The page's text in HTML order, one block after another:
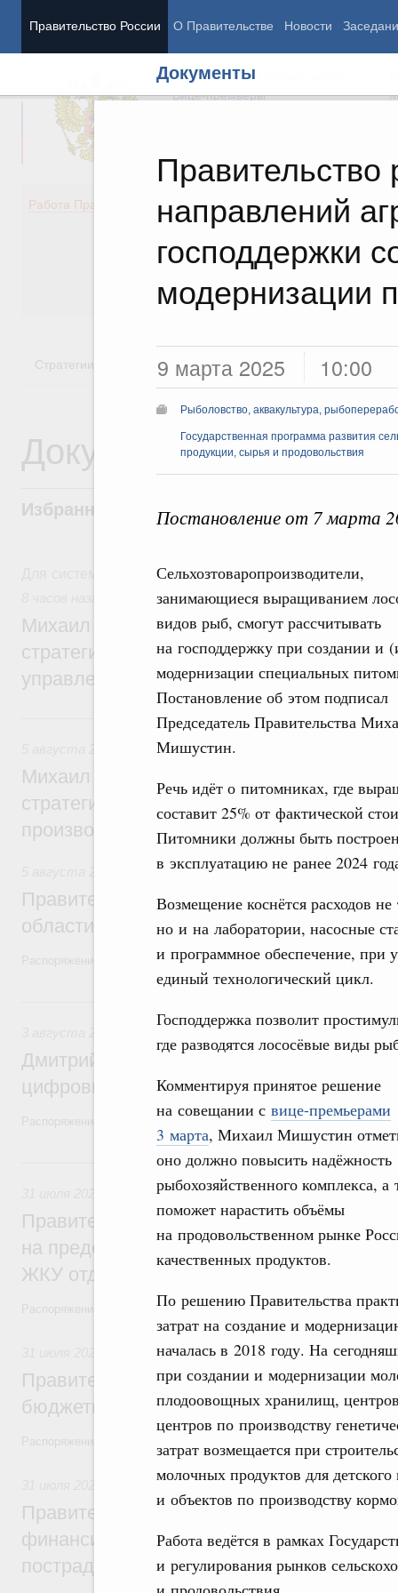
Правительство России О Правительстве Новости
Документы
направлений
господдержки
модернизации
9 марта 2025 10:00
Рыболовство, аквакультура,
Государственная программа развития
продукции, сырья и продовольствия
Постановление от 7 марта
Сельхозтоваропроизводители,
занимающиеся выращиванием
видов рыб, смогут рассчитывать
на господдержку при создании и
модернизации специальных
Постановление об этом подписал
Председатель Правительства
Мишустин.
Речь идёт о питомниках, где
составит 25% от фактической
Питомники должны быть
в эксплуатацию не ранее 2024
Возмещение коснётся расходов
но и на лаборатории, насосные
и программное обеспечение, при
единый технологический цикл.
Господдержка позволит
где разводятся лососёвые виды
Комментируя принятое решение
на совещании с вице-премьерами
3 марта, Михаил Мишустин
оно должно повысить надёжность
рыбохозяйственного комплекса, а
поможет нарастить объёмы
на продовольственном рынке
качественных продуктов.
По решению Правительства
затрат на создание и
началась в 2018 году. На
при создании и модернизации
плодоовощных хранилищ,
центров по производству
затрат возмещается при
молочных продуктов для
и объектов по производству
Работа ведётся в рамках
и регулирования рынков
Председатель Правительства
Вице-премьеры
Работа Правительства
Демография
Здоровье
Культура
Государство
Стратегии Государственные программы
Документы
Избранные документы со справками к
Для системного поиска перейдите в раздел "Поиск по
Технологическое развитие. Инновации
Михаил Мишустин дал поручения по
стратегической сессии о
управления научно-технологическим
Вчера
Вопросы производительности труда и
Михаил Мишустин дал поручения по
стратегической сессии, посвящённой
производительности труда
Национальный проект «Экологическое
Правительство увеличило объём
области в рамках федерального
Распоряжение от 3 августа 2026 года №2067-р
Регулирование в сфере торговли.
Дмитрий Григоренко возглавил штаб по
цифровых платформ
Распоряжение от 25 июля 2026 года №1966-р
31 июля, пятница
Социальная поддержка отдельных
Правительство направит регионам
на предоставление мер социальной
ЖКУ отдельным категориям граждан
Распоряжение от 30 июля 2026 года №2032-р
Бюджеты субъектов Федерации.
Правительство спишет часть
бюджетным кредитам ещё двум
Чрезвычайные ситуации и ликвидация их
Правительство выделило
финансирование Дагестану и Чечне на
пострадавшим от наводнения